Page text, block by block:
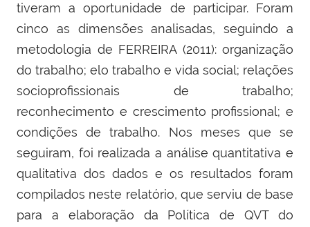
tiveram a oportunidade de participar. Foram
cinco as dimensões analisadas, seguindo a
metodologia de FERREIRA (2011): organização
do trabalho; elo trabalho e vida social; relações
socioprofissionais de trabalho;
reconhecimento e crescimento profissional; e
condições de trabalho. Nos meses que se
seguiram, foi realizada a análise quantitativa e
qualitativa dos dados e os resultados foram
compilados neste relatório, que serviu de base
para a elaboração da Política de QVT do